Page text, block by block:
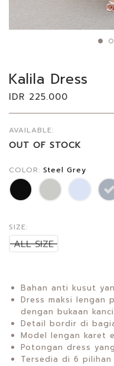
Kalila Dress
IDR 225.000
AVAILABLE:
OUT OF STOCK
COLOR: Steel Grey
SIZE:
ALL SIZE
Bahan anti kusut
Dress maksi lengan
dengan bukaan
Detail bordir di
Model lengan karet
Potongan dress
Tersedia di 6 pilihan